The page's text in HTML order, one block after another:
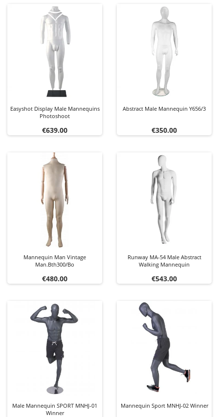
Easyshot Display Male Mannequins
Photoshoot
Price
€639.00
Abstract Male Mannequin Y656/3
Price
€350.00
Mannequin Man Vintage
Man.bth300/bo
Price
€480.00
Runway MA-54 Male Abstract
Walking Mannequin
Price
€543.00
Male Mannequin SPORT MNHJ-01
Winner
Mannequin Sport MNHJ-02 Winner